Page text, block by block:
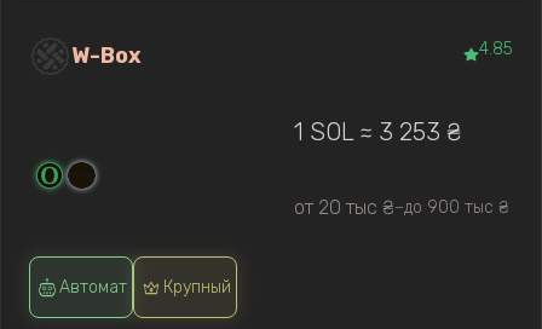
W-Box 4.85
1 SOL ≈ 3 253 ₴
от 20 тыс ₴—до 900 тыс ₴
Автомат Крупный